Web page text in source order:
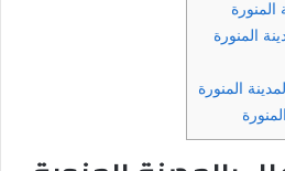
المنورة
المنورة